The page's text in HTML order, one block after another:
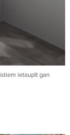
ietaupīt gan